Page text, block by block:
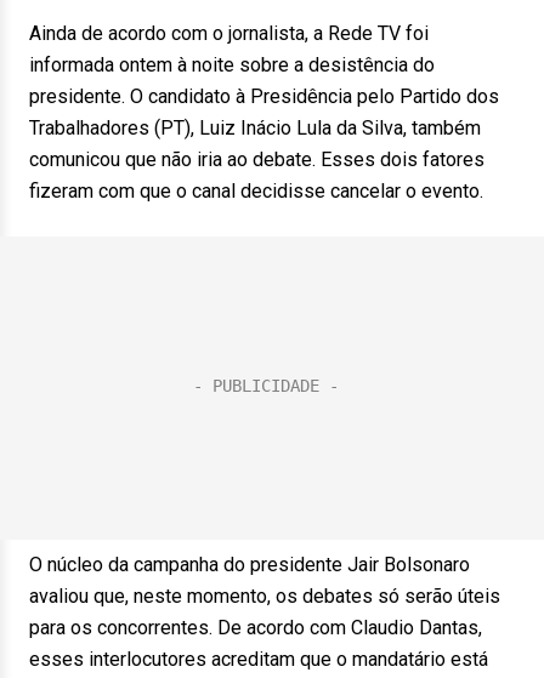
Ainda de acordo com o jornalista, a Rede TV foi
informada ontem à noite sobre a desistência do
presidente. O candidato à Presidência pelo Partido dos
Trabalhadores (PT), Luiz Inácio Lula da Silva, também
comunicou que não iria ao debate. Esses dois fatores
fizeram com que o canal decidisse cancelar o evento.
O núcleo da campanha do presidente Jair Bolsonaro
avaliou que, neste momento, os debates só serão úteis
para os concorrentes. De acordo com Claudio Dantas,
esses interlocutores acreditam que o mandatário está